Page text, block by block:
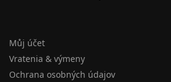
Můj účet
Vratenia & výmeny
Ochrana osobných údajov